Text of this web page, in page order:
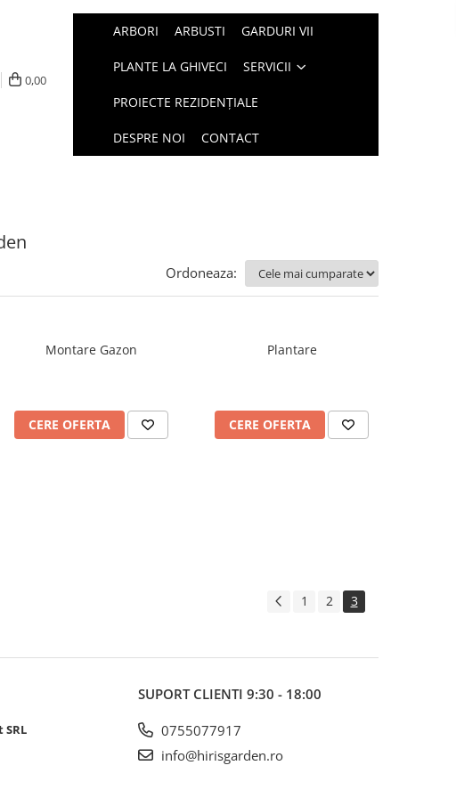
0,00
ARBORI ARBUSTI GARDURI VII
PLANTE LA GHIVECI SERVICII
PROIECTE REZIDENȚIALE
DESPRE NOI CONTACT
Ordoneaza:
Montare Gazon
CERE OFERTA
Plantare
CERE OFERTA
1 2 3
SRL
SUPORT CLIENTI 9:30 - 18:00
0755077917
info@hirisgarden.ro